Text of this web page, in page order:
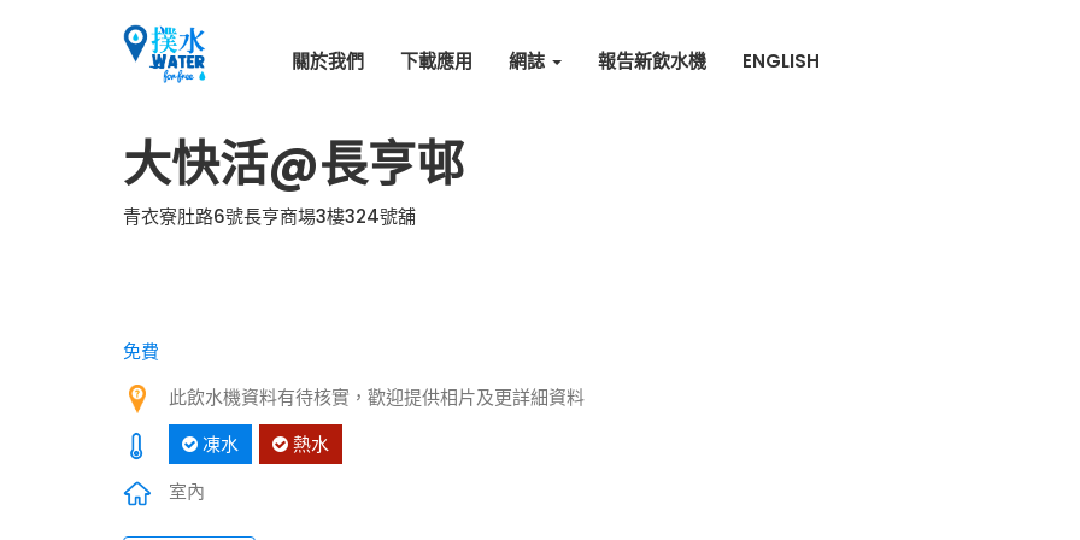
關於我們 下載應用 網誌 報告新飲水機 ENGLISH
大快活@長亨邨
青衣寮肚路6號長亨商場3樓324號舖
免費
此飲水機資料有待核實，歡迎提供相片及更詳細資料
凍水 熱水
室內